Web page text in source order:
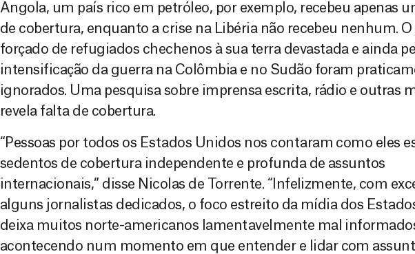
Angola, um país rico em petróleo, por exemplo, recebeu apenas
de cobertura, enquanto a crise na Libéria não recebeu nenhum.
forçado de refugiados chechenos à sua terra devastada e ainda
intensificação da guerra na Colômbia e no Sudão foram
ignorados. Uma pesquisa sobre imprensa escrita, rádio e outras
revela falta de cobertura.
“Pessoas por todos os Estados Unidos nos contaram como eles
sedentos de cobertura independente e profunda de assuntos
internacionais,” disse Nicolas de Torrente. “Infelizmente, com
alguns jornalistas dedicados, o foco estreito da mídia dos
deixa muitos norte-americanos lamentavelmente mal
acontecendo num momento em que entender e lidar com